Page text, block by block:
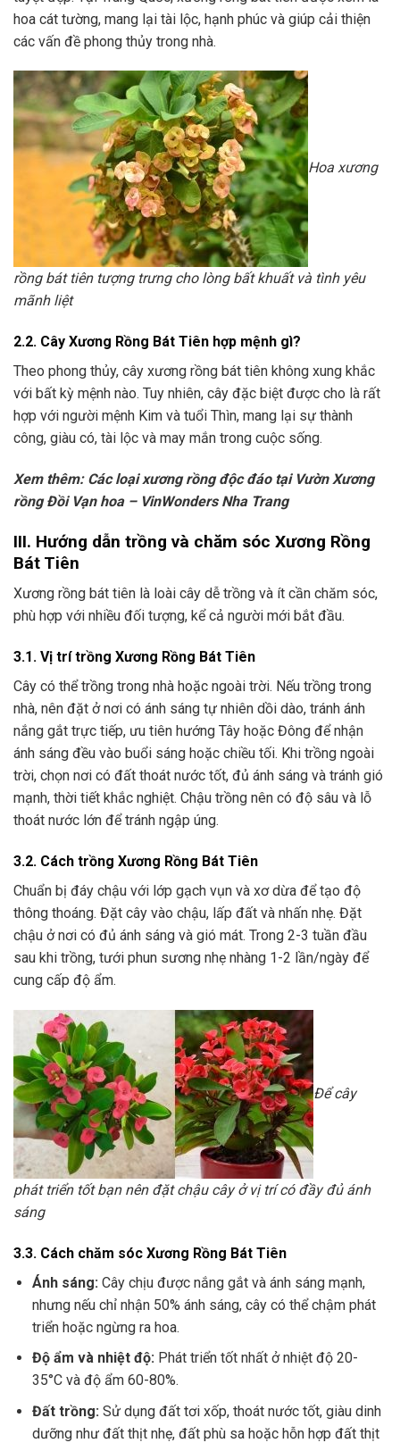
hoa cát tường, mang lại tài lộc, hạnh phúc và giúp cải thiện
các vấn đề phong thủy trong nhà.
Hoa xương
rồng bát tiên tượng trưng cho lòng bất khuất và tình yêu
mãnh liệt
2.2. Cây Xương Rồng Bát Tiên hợp mệnh gì?
Theo phong thủy, cây xương rồng bát tiên không xung khắc
với bất kỳ mệnh nào. Tuy nhiên, cây đặc biệt được cho là rất
hợp với người mệnh Kim và tuổi Thìn, mang lại sự thành
công, giàu có, tài lộc và may mắn trong cuộc sống.
Xem thêm: Các loại xương rồng độc đáo tại Vườn Xương
rồng Đồi Vạn hoa – VinWonders Nha Trang
III. Hướng dẫn trồng và chăm sóc Xương Rồng
Bát Tiên
Xương rồng bát tiên là loài cây dễ trồng và ít cần chăm sóc,
phù hợp với nhiều đối tượng, kể cả người mới bắt đầu.
3.1. Vị trí trồng Xương Rồng Bát Tiên
Cây có thể trồng trong nhà hoặc ngoài trời. Nếu trồng trong
nhà, nên đặt ở nơi có ánh sáng tự nhiên dồi dào, tránh ánh
nắng gắt trực tiếp, ưu tiên hướng Tây hoặc Đông để nhận
ánh sáng đều vào buổi sáng hoặc chiều tối. Khi trồng ngoài
trời, chọn nơi có đất thoát nước tốt, đủ ánh sáng và tránh gió
mạnh, thời tiết khắc nghiệt. Chậu trồng nên có độ sâu và lỗ
thoát nước lớn để tránh ngập úng.
3.2. Cách trồng Xương Rồng Bát Tiên
Chuẩn bị đáy chậu với lớp gạch vụn và xơ dừa để tạo độ
thông thoáng. Đặt cây vào chậu, lấp đất và nhấn nhẹ. Đặt
chậu ở nơi có đủ ánh sáng và gió mát. Trong 2-3 tuần đầu
sau khi trồng, tưới phun sương nhẹ nhàng 1-2 lần/ngày để
cung cấp độ ẩm.
Để cây
phát triển tốt bạn nên đặt chậu cây ở vị trí có đầy đủ ánh
sáng
3.3. Cách chăm sóc Xương Rồng Bát Tiên
Ánh sáng: Cây chịu được nắng gắt và ánh sáng mạnh,
nhưng nếu chỉ nhận 50% ánh sáng, cây có thể chậm phát
triển hoặc ngừng ra hoa.
Độ ẩm và nhiệt độ: Phát triển tốt nhất ở nhiệt độ 20-
35°C và độ ẩm 60-80%.
Đất trồng: Sử dụng đất tơi xốp, thoát nước tốt, giàu dinh
dưỡng như đất thịt nhẹ, đất phù sa hoặc hỗn hợp đất thịt